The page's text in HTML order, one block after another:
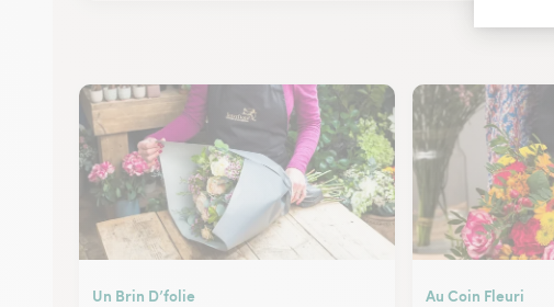
Un Brin D’folie Au Coin Fleuri